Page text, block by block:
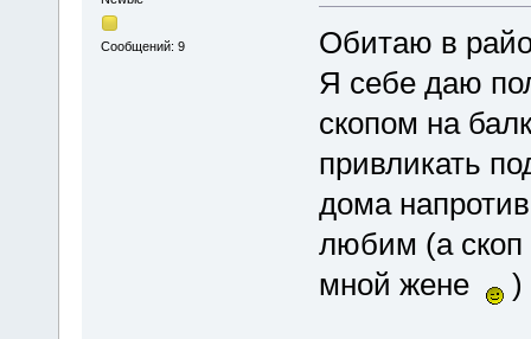
Сообщений: 9
Обитаю в
Я себе даю
скопом на
привликать
дома
любим (а скоп
мной жене
)